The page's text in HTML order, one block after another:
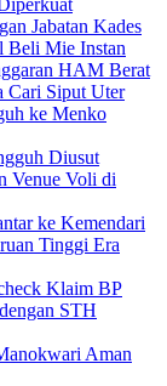
Jabatan Kades
Beli Mie Instan
HAM Berat
Cari Siput Uter
ke Menko
Diusut
Venue Voli di
ke Kemendari
Tinggi Era
Klaim BP
STH
Aman